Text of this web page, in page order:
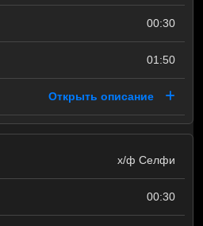
00:30
01:50
Открыть описание
х/ф Селфи
00:30